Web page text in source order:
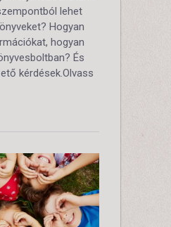
lehet
Hogyan
hogyan
És
kérdések.Olvass